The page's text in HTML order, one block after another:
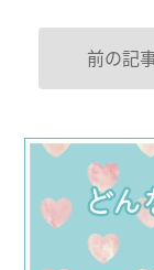
前の記